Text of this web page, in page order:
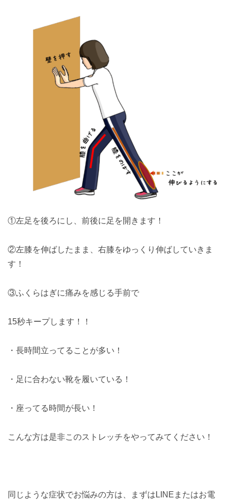
①左足を後ろにし、前後に足を開きます！
②左膝を伸ばしたまま、右膝をゆっくり伸ばしていきま
す！
③ふくらはぎに痛みを感じる手前で
15秒キープします！！
・長時間立ってることが多い！
・足に合わない靴を履いている！
・座ってる時間が長い！
こんな方は是非このストレッチをやってみてください！
同じような症状でお悩みの方は、まずはLINEまたはお電